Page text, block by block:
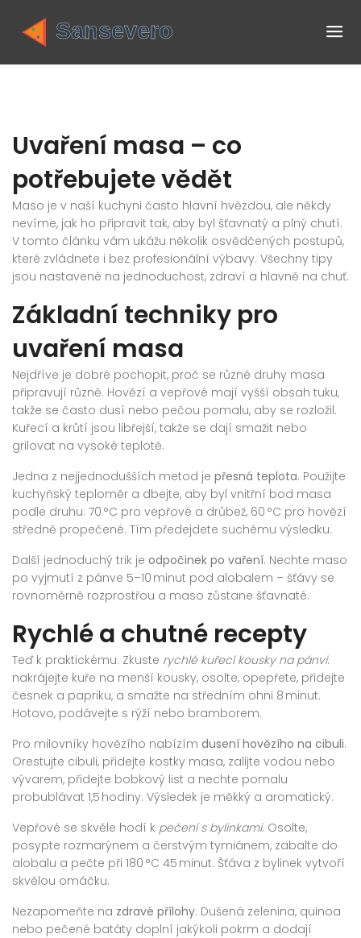
Uvaření masa – co
potřebujete vědět
Maso je v naší kuchyni často hlavní hvězdou, ale někdy
nevíme, jak ho připravit tak, aby byl šťavnatý a plný chutí.
V tomto článku vám ukážu několik osvědčených postupů,
které zvládnete i bez profesionální výbavy. Všechny tipy
jsou nastavené na jednoduchost, zdraví a hlavně na chuť.
Základní techniky pro
uvaření masa
Nejdříve je dobré pochopit, proč se různé druhy masa
připravují různě. Hovězí a vepřové mají vyšší obsah tuku,
takže se často dusí nebo pečou pomalu, aby se rozložil.
Kuřecí a krůtí jsou libřejší, takže se dají smažit nebo
grilovat na vysoké teplotě.
Jedna z nejjednodušších metod je přesná teplota. Použijte
kuchyňský teploměr a dbejte, aby byl vnitřní bod masa
podle druhu: 70 °C pro vepřové a drůbež, 60 °C pro hovězí
středně propečené. Tím předejdete suchému výsledku.
Další jednoduchý trik je odpočinek po vaření. Nechte maso
po vyjmutí z pánve 5–10 minut pod alobalem – šťávy se
rovnoměrně rozprostřou a maso zůstane šťavnaté.
Rychlé a chutné recepty
Teď k praktickému. Zkuste rychlé kuřecí kousky na pánvi:
nakrájejte kuře na menší kousky, osolte, opepřete, přidejte
česnek a papriku, a smažte na středním ohni 8 minut.
Hotovo, podávejte s rýží nebo bramborem.
Pro milovníky hovězího nabízím dusení hovězího na cibuli.
Orestujte cibuli, přidejte kostky masa, zalijte vodou nebo
vývarem, přidejte bobkový list a nechte pomalu
probublávat 1,5 hodiny. Výsledek je měkký a aromatický.
Vepřové se skvěle hodí k pečení s bylinkami. Osolte,
posypte rozmarýnem a čerstvým tymiánem, zabalte do
alobalu a pečte při 180 °C 45 minut. Šťáva z bylinek vytvoří
skvělou omáčku.
Nezapomeňte na zdravé přílohy. Dušená zelenina, quinoa
nebo pečené batáty doplní jakýkoli pokrm a dodají